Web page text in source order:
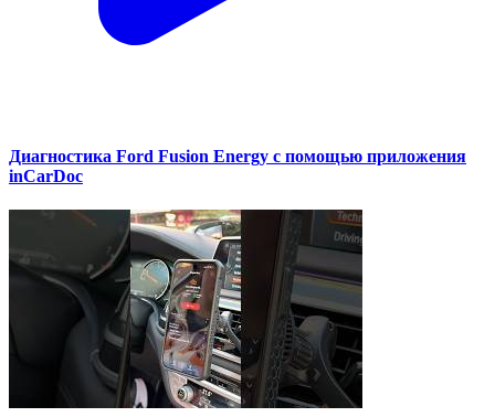
Диагностика Ford Fusion Energy с помощью приложения
inCarDoc